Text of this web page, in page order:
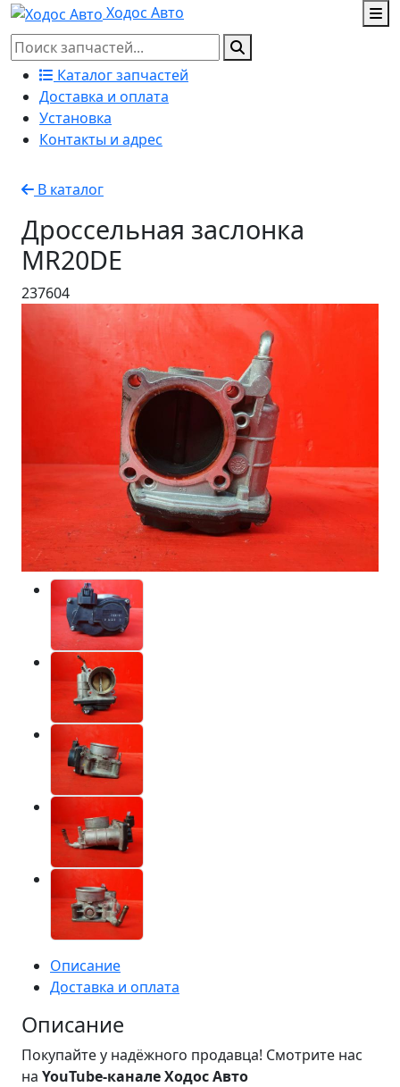
Ходос Авто
Каталог запчастей
Доставка и оплата
Установка
Контакты и адрес
В каталог
Дроссельная заслонка
MR20DE
237604
Описание
Доставка и оплата
Описание
Покупайте у надёжного продавца! Смотрите нас
на YouTube-канале Ходос Авто